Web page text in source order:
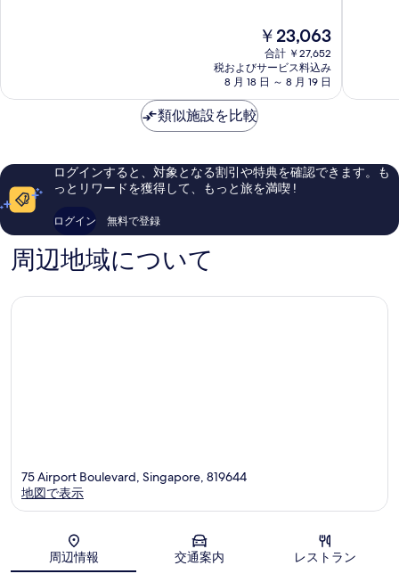
示ン
ポ
ト
チ
ギ
コ
件
口
コ
現
在
の
料
金
は
￥23,063
合計 ￥27,652
税およびサービス料込み
8 月 18 日 ～ 8 月 19 日
タ
ル
1
良
ミ
30
類似施設を比較
ログインすると、対象となる割引や特典を確認できます。も
っとリワードを獲得して、もっと旅を満喫 !
ログイン 無料で登録
周辺地域について
地図
75 Airport Boulevard, Singapore, 819644
地図で表示
周辺情報 交通案内 レストラン